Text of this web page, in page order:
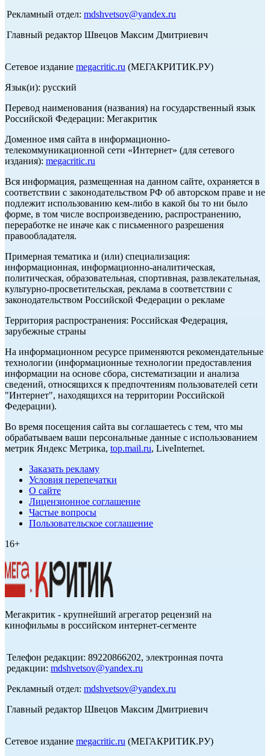
Рекламный отдел: mdshvetsov@yandex.ru
Главный редактор Швецов Максим Дмитриевич
Сетевое издание megacritic.ru (МЕГАКРИТИК.РУ)
Язык(и): русский
Перевод наименования (названия) на государственный язык
Российской Федерации: Мегакритик
Доменное имя сайта в информационно-
телекоммуникационной сети «Интернет» (для сетевого
издания): megacritic.ru
Вся информация, размещенная на данном сайте, охраняется в
соответствии с законодательством РФ об авторском праве и не
подлежит использованию кем-либо в какой бы то ни было
форме, в том числе воспроизведению, распространению,
переработке не иначе как с письменного разрешения
правообладателя.
Примерная тематика и (или) специализация:
информационная, информационно-аналитическая,
политическая, образовательная, спортивная, развлекательная,
культурно-просветительская, реклама в соответствии с
законодательством Российской Федерации о рекламе
Территория распространения: Российская Федерация,
зарубежные страны
На информационном ресурсе применяются рекомендательные
технологии (информационные технологии предоставления
информации на основе сбора, систематизации и анализа
сведений, относящихся к предпочтениям пользователей сети
"Интернет", находящихся на территории Российской
Федерации).
Во время посещения сайта вы соглашаетесь с тем, что мы
обрабатываем ваши персональные данные с использованием
метрик Яндекс Метрика, top.mail.ru, LiveInternet.
Заказать рекламу
Условия перепечатки
О сайте
Лицензионное соглашение
Частые вопросы
Пользовательское соглашение
16+
Мегакритик - крупнейший агрегатор рецензий на
кинофильмы в российском интернет-сегменте
Телефон редакции: 89220866202, электронная почта
редакции: mdshvetsov@yandex.ru
Рекламный отдел: mdshvetsov@yandex.ru
Главный редактор Швецов Максим Дмитриевич
Сетевое издание megacritic.ru (МЕГАКРИТИК.РУ)